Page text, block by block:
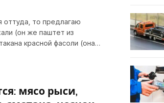
оттуда, то предлагаю
(он же паштет из
красной фасоли (она…
мясо рыси,